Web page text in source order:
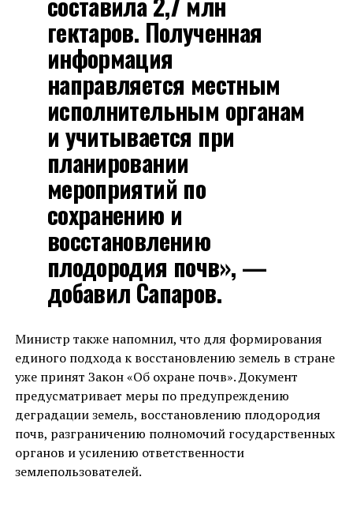
гектаров. Полученная
информация
направляется местным
исполнительным органам
и учитывается при
планировании
мероприятий по
сохранению и
восстановлению
плодородия почв», —
добавил Сапаров.
Министр также напомнил, что для формирования
единого подхода к восстановлению земель в стране
уже принят Закон «Об охране почв». Документ
предусматривает меры по предупреждению
деградации земель, восстановлению плодородия
почв, разграничению полномочий государственных
органов и усилению ответственности
землепользователей.